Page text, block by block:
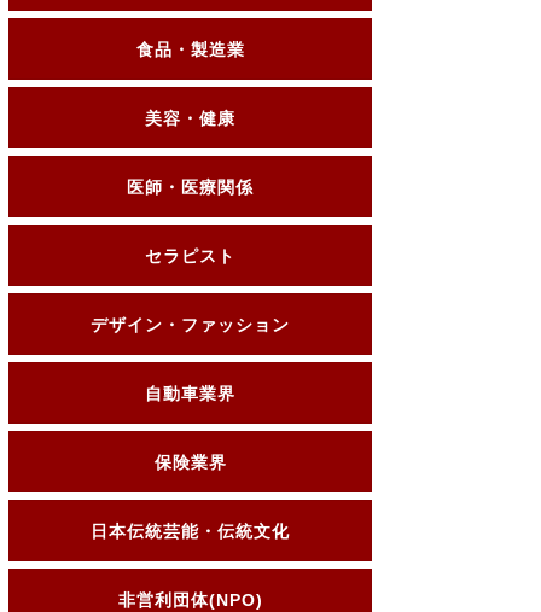
食品・製造業
美容・健康
医師・医療関係
セラピスト
デザイン・ファッション
自動車業界
保険業界
日本伝統芸能・伝統文化
非営利団体(NPO)